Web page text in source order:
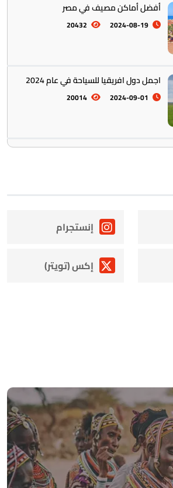
أفضل أماكن مصيف في مصر
2024-08-19
20432
اجمل دول افريقيا للسياحة في عام 2024
2024-09-01
20014
إنستجرام
إكس (تويتر)